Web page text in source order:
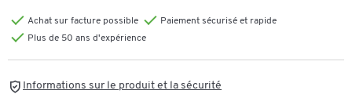
Achat sur facture possible
Paiement sécurisé et rapide
Plus de 50 ans d'expérience
Informations sur le produit et la sécurité